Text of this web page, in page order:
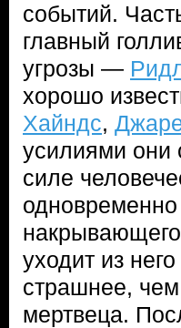
событий.
главный
угрозы —
хорошо
Хайндс,
усилиями они
силе
уходит из
страшнее, чем
мертвеца.